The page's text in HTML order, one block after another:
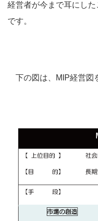
経営者が今まで耳にし
です。
下の図は、MIP経営図